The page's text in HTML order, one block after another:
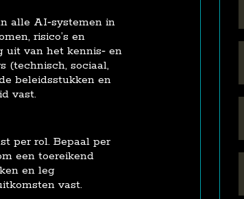
alle AI‑systemen in
risico’s en
uit van het kennis‑ en
(technisch, sociaal,
beleidsstukken en
vast.
per rol. Bepaal per
een toereikend
en leg
vast.